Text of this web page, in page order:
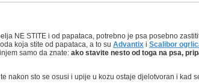
NE STITE i od papataca, potrebno je psa posebno
koja stite od papataca, a to su Advantix i Scalibor
samo da znate: ako stavite nesto od toga na psa,
nakon sto se osusi i upije u kozu ostaje djelotvoran i